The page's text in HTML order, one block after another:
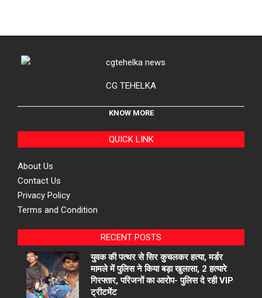
CG TEHELKA
KNOW MORE
QUICK LINK
About Us
Contact Us
Privacy Policy
Terms and Condition
RECENT POSTS
युवक की पत्थर से सिर कुचलकर हत्या, मर्डर
मामले में पुलिस ने किया बड़ा खुलासा, 2 हत्यारे
गिरफ्तार, परिजनों का आरोप- पुलिस दे रही VIP
ट्रीटमेंट